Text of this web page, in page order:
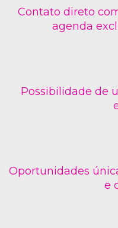
Contato direto
agenda
Possibilidade de
Oportunidades
e